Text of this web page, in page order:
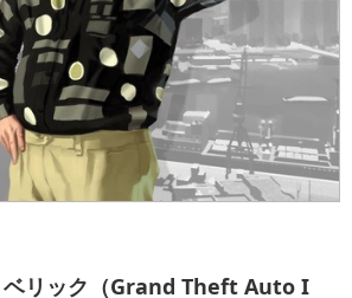
ベリック（Grand Theft Auto I